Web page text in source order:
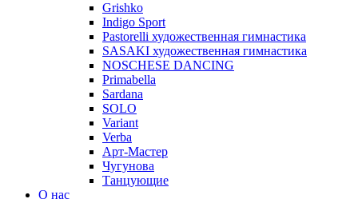
Grishko
Indigo Sport
Pastorelli художественная гимнастика
SASAKI художественная гимнастика
NOSCHESE DANCING
Primabella
Sardana
SOLO
Variant
Verba
Арт-Мастер
Чугунова
Танцующие
О нас